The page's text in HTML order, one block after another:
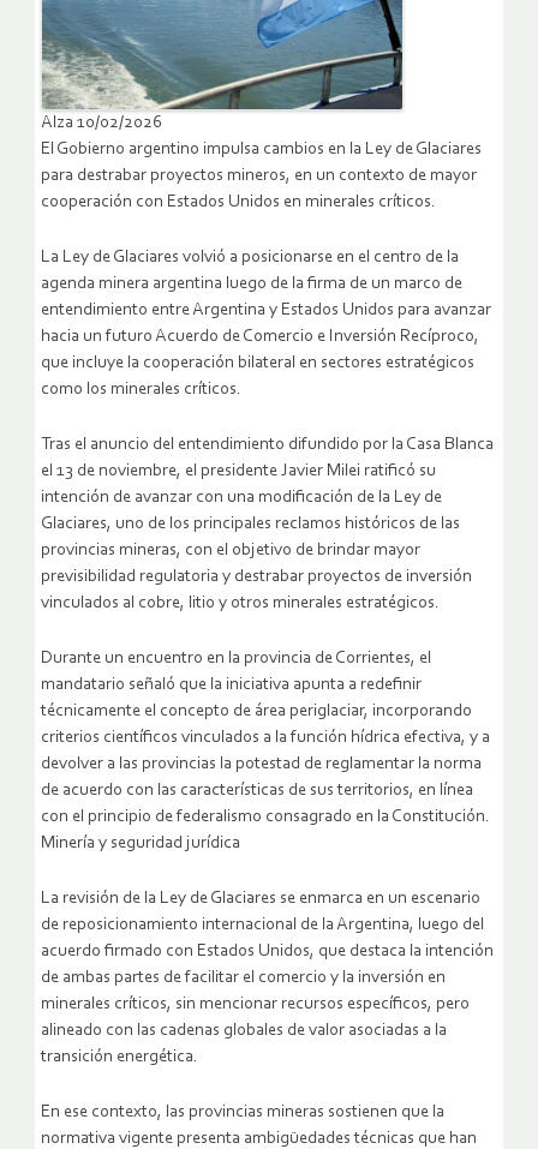
Alza 10/02/2026
El Gobierno argentino impulsa cambios en la Ley de Glaciares
para destrabar proyectos mineros, en un contexto de mayor
cooperación con Estados Unidos en minerales críticos.
La Ley de Glaciares volvió a posicionarse en el centro de la
agenda minera argentina luego de la firma de un marco de
entendimiento entre Argentina y Estados Unidos para avanzar
hacia un futuro Acuerdo de Comercio e Inversión Recíproco,
que incluye la cooperación bilateral en sectores estratégicos
como los minerales críticos.
Tras el anuncio del entendimiento difundido por la Casa Blanca
el 13 de noviembre, el presidente Javier Milei ratificó su
intención de avanzar con una modificación de la Ley de
Glaciares, uno de los principales reclamos históricos de las
provincias mineras, con el objetivo de brindar mayor
previsibilidad regulatoria y destrabar proyectos de inversión
vinculados al cobre, litio y otros minerales estratégicos.
Durante un encuentro en la provincia de Corrientes, el
mandatario señaló que la iniciativa apunta a redefinir
técnicamente el concepto de área periglaciar, incorporando
criterios científicos vinculados a la función hídrica efectiva, y a
devolver a las provincias la potestad de reglamentar la norma
de acuerdo con las características de sus territorios, en línea
con el principio de federalismo consagrado en la Constitución.
Minería y seguridad jurídica
La revisión de la Ley de Glaciares se enmarca en un escenario
de reposicionamiento internacional de la Argentina, luego del
acuerdo firmado con Estados Unidos, que destaca la intención
de ambas partes de facilitar el comercio y la inversión en
minerales críticos, sin mencionar recursos específicos, pero
alineado con las cadenas globales de valor asociadas a la
transición energética.
En ese contexto, las provincias mineras sostienen que la
normativa vigente presenta ambigüedades técnicas que han